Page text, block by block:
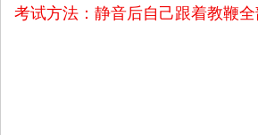
考试方法：静音后自己跟着教鞭全